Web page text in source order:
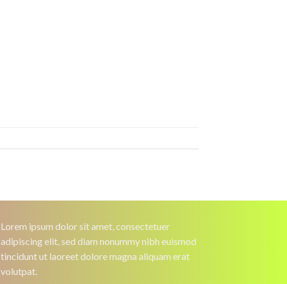
Lorem ipsum dolor sit amet, consectetuer
adipiscing elit, sed diam nonummy nibh euismod
tincidunt ut laoreet dolore magna aliquam erat
volutpat.